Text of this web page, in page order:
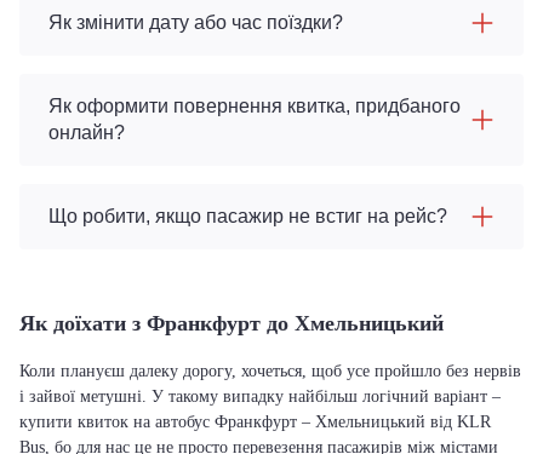
Як змінити дату або час поїздки?
Як оформити повернення квитка, придбаного
онлайн?
Що робити, якщо пасажир не встиг на рейс?
Як доїхати з Франкфурт до Хмельницький
Коли плануєш далеку дорогу, хочеться, щоб усе пройшло без нервів
і зайвої метушні. У такому випадку найбільш логічний варіант –
купити квиток на автобус Франкфурт – Хмельницький від KLR
Bus, бо для нас це не просто перевезення пасажирів між містами